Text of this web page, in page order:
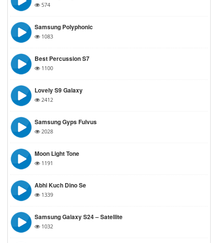
574
Samsung Polyphonic
1083
Best Percussion S7
1100
Lovely S9 Galaxy
2412
Samsung Gyps Fulvus
2028
Moon Light Tone
1191
Abhi Kuch Dino Se
1339
Samsung Galaxy S24 – Satellite
1032